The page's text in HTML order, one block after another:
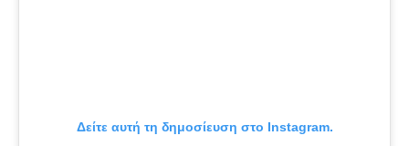
Δείτε αυτή τη δημοσίευση στο Instagram.